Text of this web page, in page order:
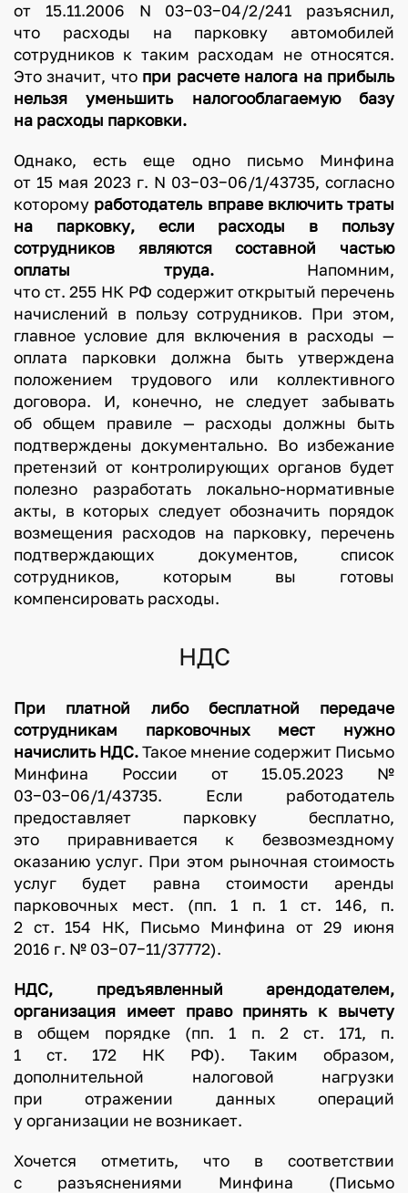
от 15.11.2006 N 03−03−04/2/241 разъяснил,
что расходы на парковку автомобилей
сотрудников к таким расходам не относятся.
Это значит, что при расчете налога на прибыль
нельзя уменьшить налогооблагаемую базу
на расходы парковки.
Однако, есть еще одно письмо Минфина
от 15 мая 2023 г. N 03−03−06/1/43735, согласно
которому работодатель вправе включить траты
на парковку, если расходы в пользу
сотрудников являются составной частью
оплаты труда.Напомним,
что ст. 255 НК РФ содержит открытый перечень
начислений в пользу сотрудников. При этом,
главное условие для включения в расходы —
оплата парковки должна быть утверждена
положением трудового или коллективного
договора. И, конечно, не следует забывать
об общем правиле — расходы должны быть
подтверждены документально. Во избежание
претензий от контролирующих органов будет
полезно разработать локально-нормативные
акты, в которых следует обозначить порядок
возмещения расходов на парковку, перечень
подтверждающих документов, список
сотрудников, которым вы готовы
компенсировать расходы.
НДС
При платной либо бесплатной передаче
сотрудникам парковочных мест нужно
начислить НДС.Такое мнение содержит Письмо
Минфина России от 15.05.2023 №
03−03−06/1/43735. Если работодатель
предоставляет парковку бесплатно,
это приравнивается к безвозмездному
оказанию услуг. При этом рыночная стоимость
услуг будет равна стоимости аренды
парковочных мест. (пп. 1 п. 1 ст. 146, п.
2 ст. 154 НК, Письмо Минфина от 29 июня
2016 г. № 03−07−11/37772).
НДС, предъявленный арендодателем,
организация имеет право принять к вычету
в общем порядке (пп. 1 п. 2 ст. 171, п.
1 ст. 172 НК РФ). Таким образом,
дополнительной налоговой нагрузки
при отражении данных операций
у организации не возникает.
Хочется отметить, что в соответствии
с разъяснениями Минфина (Письмо